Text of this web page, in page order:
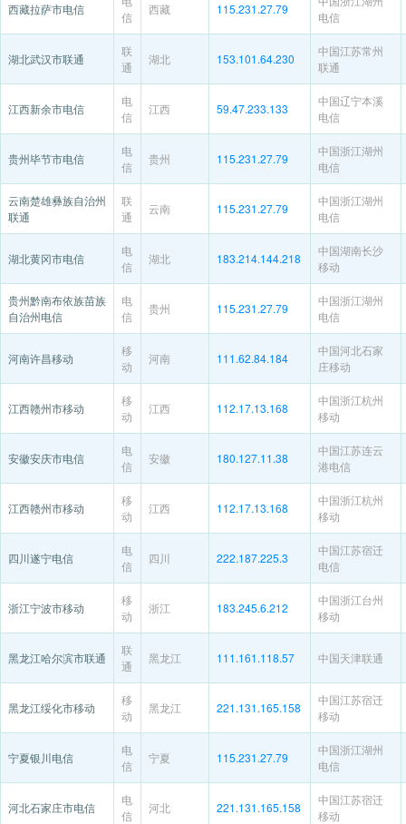
西藏拉萨市电信
信
西藏 115.231.27.79
电信
湖北武汉市联通
联
通
湖北 153.101.64.230
中国江苏常州
联通
江西新余市电信
电
信
江西 59.47.233.133
中国辽宁本溪
电信
贵州毕节市电信
电
信
贵州 115.231.27.79
中国浙江湖州
电信
云南楚雄彝族自治州
联通
联
通
云南 115.231.27.79
中国浙江湖州
电信
湖北黄冈市电信
电
信
湖北 183.214.144.218
中国湖南长沙
移动
贵州黔南布依族苗族
自治州电信
电
信
贵州 115.231.27.79
中国浙江湖州
电信
河南许昌移动
移
动
河南 111.62.84.184
中国河北石家
庄移动
江西赣州市移动
移
动
江西 112.17.13.168
中国浙江杭州
移动
安徽安庆市电信
电
信
安徽 180.127.11.38
中国江苏连云
港电信
江西赣州市移动
移
动
江西 112.17.13.168
中国浙江杭州
移动
四川遂宁电信
电
信
四川 222.187.225.3
中国江苏宿迁
电信
浙江宁波市移动
移
动
浙江 183.245.6.212
中国浙江台州
移动
黑龙江哈尔滨市联通
联
通
黑龙江 111.161.118.57 中国天津联通
黑龙江绥化市移动
移
动
黑龙江 221.131.165.158
中国江苏宿迁
移动
宁夏银川电信
电
信
宁夏 115.231.27.79
中国浙江湖州
电信
河北石家庄市电信
电
信
河北 221.131.165.158
中国江苏宿迁
移动